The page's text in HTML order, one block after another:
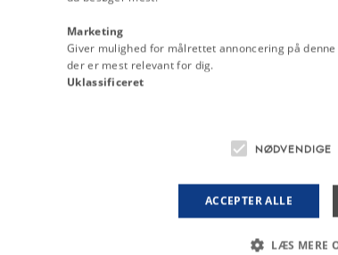
Kontakt
Johannes V. Jensen Forum (att. Stefan Iversen)
Marketing
Giver mulighed for målrettet annoncering på
der er mest relevant for dig.
Uklassificeret
NØDVENDIGE
ACCEPTER ALLE
LÆS MERE